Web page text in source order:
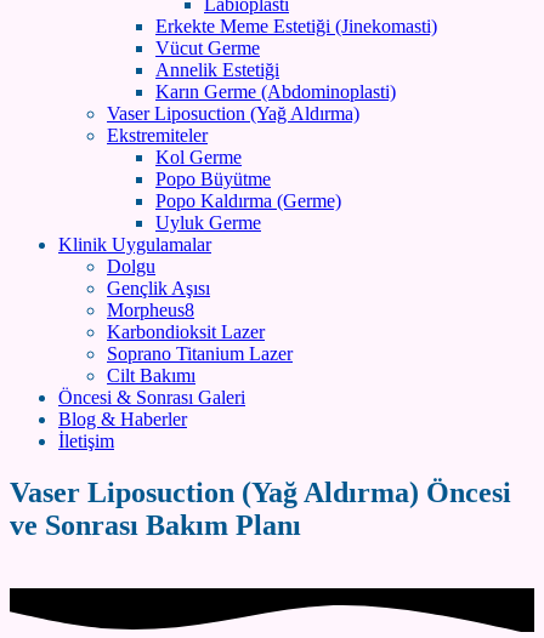
Labioplasti
Erkekte Meme Estetiği (Jinekomasti)
Vücut Germe
Annelik Estetiği
Karın Germe (Abdominoplasti)
Vaser Liposuction (Yağ Aldırma)
Ekstremiteler
Kol Germe
Popo Büyütme
Popo Kaldırma (Germe)
Uyluk Germe
Klinik Uygulamalar
Dolgu
Gençlik Aşısı
Morpheus8
Karbondioksit Lazer
Soprano Titanium Lazer
Cilt Bakımı
Öncesi & Sonrası Galeri
Blog & Haberler
İletişim
Vaser Liposuction (Yağ Aldırma) Öncesi
ve Sonrası Bakım Planı